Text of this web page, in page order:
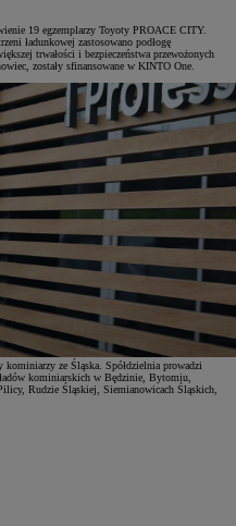
19 egzemplarzy Toyoty PROACE CITY.
ładunkowej zastosowano podłogę
trwałości i bezpieczeństwa przewożonych
zostały sfinansowane w KINTO One.
ze Śląska. Spółdzielnia prowadzi
kominiarskich w Będzinie, Bytomiu,
Rudzie Śląskiej, Siemianowicach Śląskich,